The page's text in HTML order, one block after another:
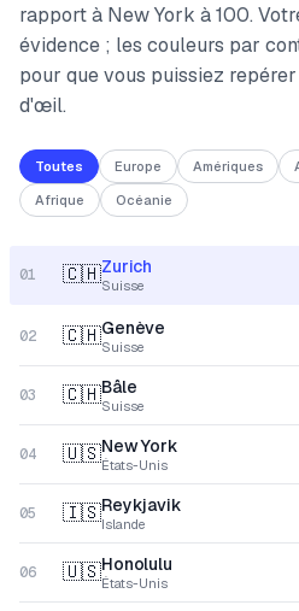
rapport à New York à 100.
évidence ; les couleurs par
pour que vous puissiez
d'œil.
Toutes Europe Amériques
Afrique
Océanie
01 🇨🇭Zurich
Suisse
02 🇨🇭Genève
Suisse
03 🇨🇭Bâle
Suisse
04 🇺🇸New York
États-Unis
05 🇮🇸Reykjavik
Islande
06 🇺🇸Honolulu
États-Unis